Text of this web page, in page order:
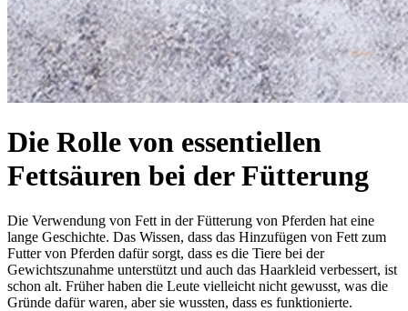
Die Rolle von essentiellen
Fettsäuren bei der Fütterung
Die Verwendung von Fett in der Fütterung von Pferden hat eine
lange Geschichte. Das Wissen, dass das Hinzufügen von Fett zum
Futter von Pferden dafür sorgt, dass es die Tiere bei der
Gewichtszunahme unterstützt und auch das Haarkleid verbessert, ist
schon alt. Früher haben die Leute vielleicht nicht gewusst, was die
Gründe dafür waren, aber sie wussten, dass es funktionierte.